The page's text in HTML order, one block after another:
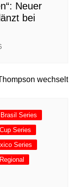
Neuer
bei
Series
Series
Series